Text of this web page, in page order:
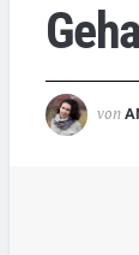
von